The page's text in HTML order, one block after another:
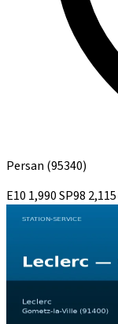
Persan (95340)
E10 1,990SP98 2,115